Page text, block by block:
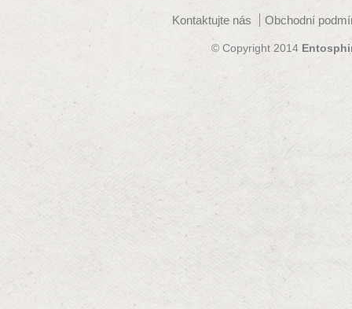
Kontaktujte nás Obchodní
© Copyright 2014